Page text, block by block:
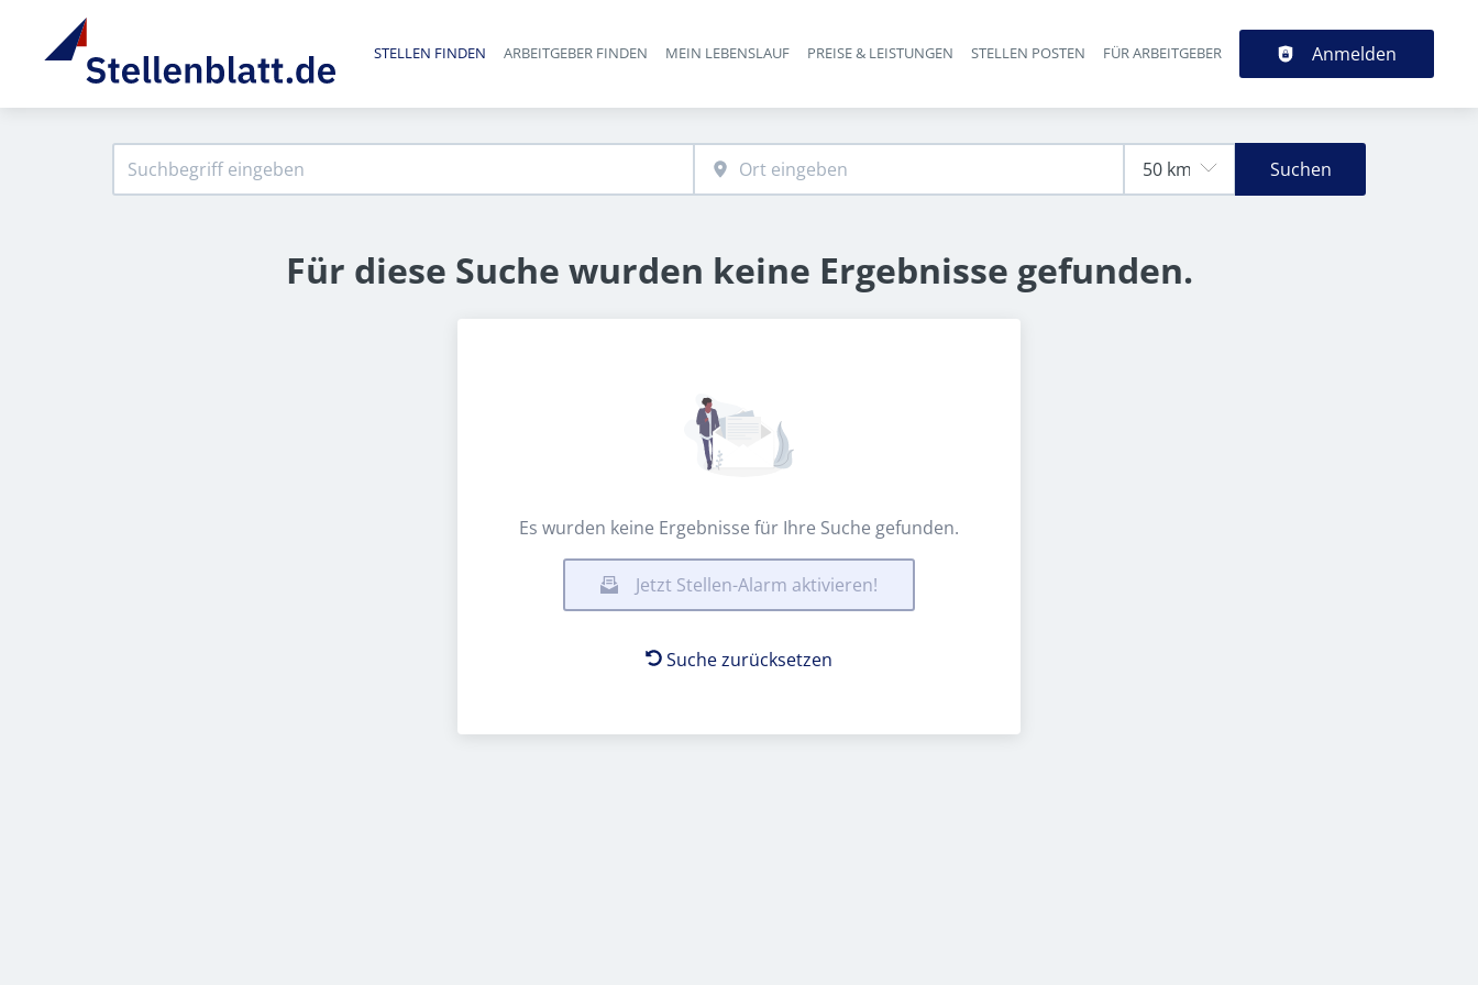
Haupt-Navigation
STELLEN FINDEN ARBEITGEBER FINDEN MEIN LEBENSLAUF PREISE & LEISTUNGEN STELLEN POSTEN FÜR ARBEITGEBER Anmelden
Suchen
Für diese Suche wurden keine Ergebnisse gefunden.
Es wurden keine Ergebnisse für Ihre Suche gefunden.
Jetzt Stellen-Alarm aktivieren!
Suche zurücksetzen